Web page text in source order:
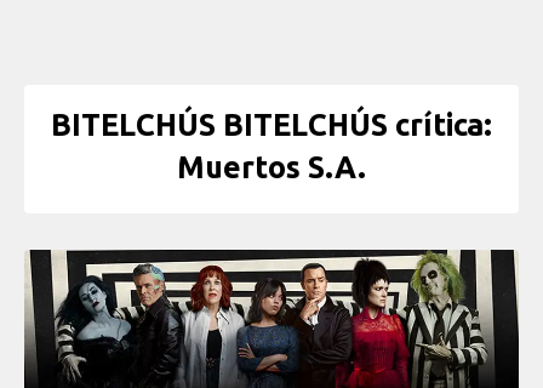
BITELCHÚS BITELCHÚS crítica:
Muertos S.A.